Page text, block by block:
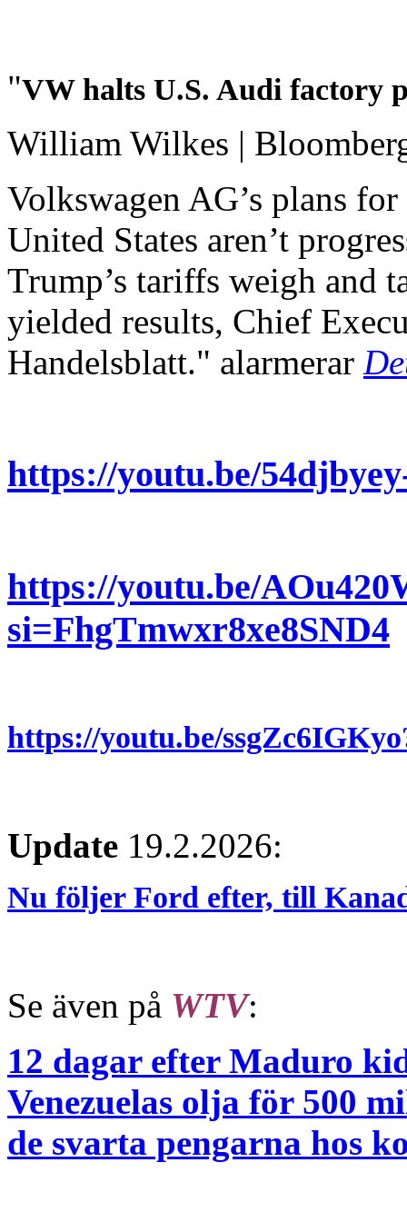
"VW halts U.S. Audi factory
William Wilkes |
Volkswagen AG’s plans
United States aren’t
Trump’s tariffs weigh and
yielded results, Chief
Handelsblatt." alarmerar
https://youtu.be/
https://youtu.be/
si=FhgTmwxr8xe8SND4
https://youtu.be/
Update 19.2.2026:
Nu följer Ford efter, till
Se även på WTV:
12 dagar efter Maduro
Venezuelas olja för 500
de svarta pengarna hos